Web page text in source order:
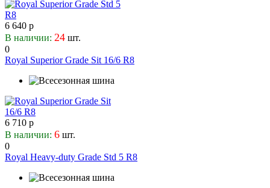
6 640 р
В наличии: 24 шт.
0
Royal Superior Grade Sit 16/6 R8
6 710 р
В наличии: 6 шт.
0
Royal Heavy-duty Grade Std 5 R8